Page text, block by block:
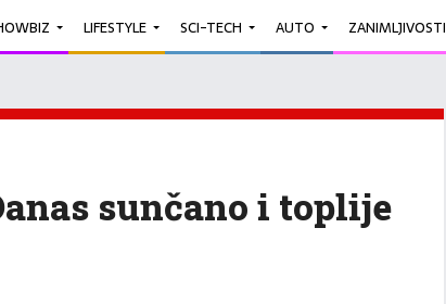
LIFESTYLE SCI-TECH AUTO ZANIMLJIVOSTI
sunčano i toplije